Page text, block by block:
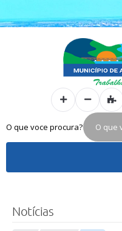
O que voce procura?
Notícias